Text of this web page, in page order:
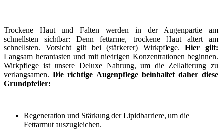
Trockene Haut und Falten werden in der Augenpartie am
schnellsten sichtbar: Denn fettarme, trockene Haut altert am
schnellsten. Vorsicht gilt bei (stärkerer) Wirkpflege.Hier gilt:
Langsam herantasten und mit niedrigen Konzentrationen beginnen.
Wirkpflege ist unsere Deluxe Nahrung, um die Zellalterung zu
verlangsamen.Die richtige Augenpflege beinhaltet daher diese
Grundpfeiler:
Regeneration und Stärkung der Lipidbarriere, um die
Fettarmut auszugleichen.